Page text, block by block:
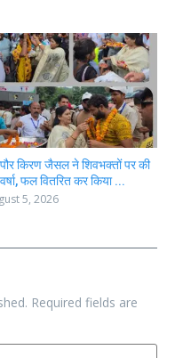
किरण जैसल ने शिवभक्तों पर की
फल वितरित कर किया ...
5, 2026
Required fields are